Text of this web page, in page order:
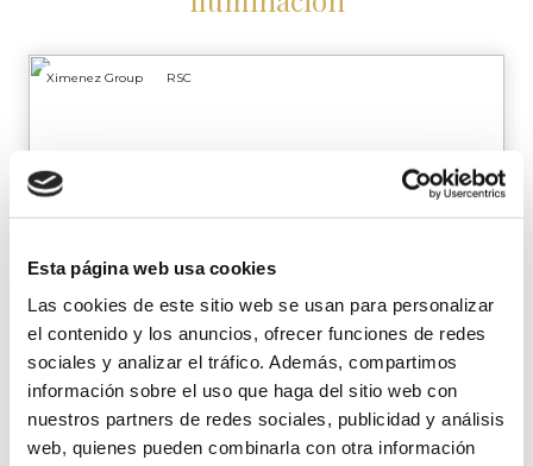
Esta página web usa cookies
Las cookies de este sitio web se usan para personalizar
el contenido y los anuncios, ofrecer funciones de redes
sociales y analizar el tráfico. Además, compartimos
información sobre el uso que haga del sitio web con
nuestros partners de redes sociales, publicidad y análisis
web, quienes pueden combinarla con otra información
Ximenez Group RSC
Ximenez dona +300 kilos de
alimentos y 50 juguetes a Cáritas